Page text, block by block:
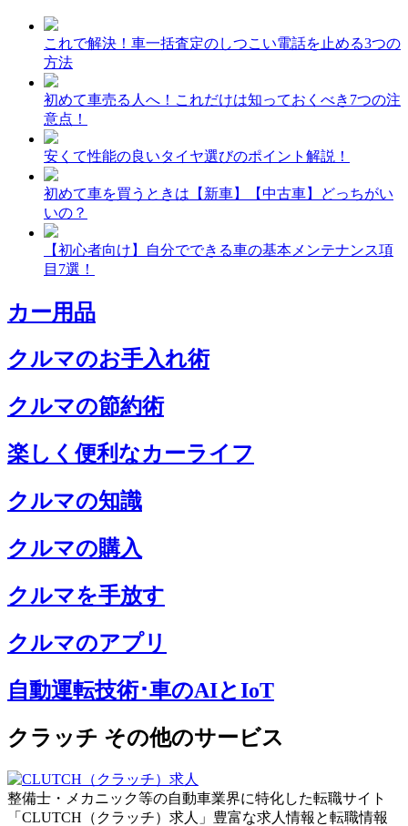
これで解決！車一括査定のしつこい電話を止める3つの
方法
初めて車売る人へ！これだけは知っておくべき7つの注
意点！
安くて性能の良いタイヤ選びのポイント解説！
初めて車を買うときは【新車】【中古車】どっちがい
いの？
【初心者向け】自分でできる車の基本メンテナンス項
目7選！
カー用品
クルマのお手入れ術
クルマの節約術
楽しく便利なカーライフ
クルマの知識
クルマの購入
クルマを手放す
クルマのアプリ
自動運転技術･車のAIとIoT
クラッチ その他のサービス
整備士・メカニック等の自動車業界に特化した転職サイト
「CLUTCH（クラッチ）求人」豊富な求人情報と転職情報